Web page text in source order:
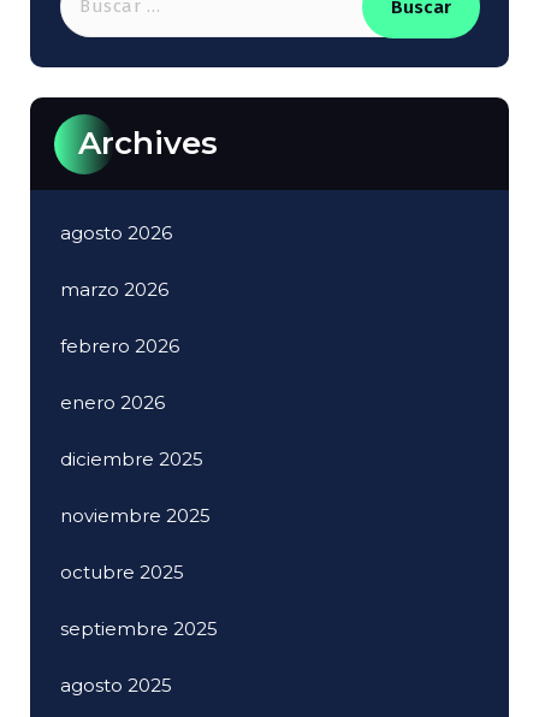
Archives
agosto 2026
marzo 2026
febrero 2026
enero 2026
diciembre 2025
noviembre 2025
octubre 2025
septiembre 2025
agosto 2025